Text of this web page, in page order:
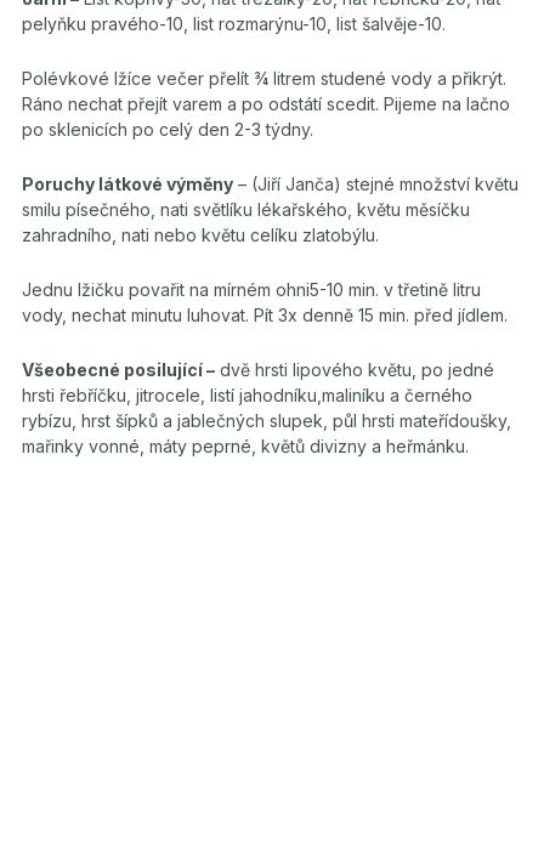
pelyňku pravého-10, list rozmarýnu-10, list šalvěje-10.
Polévkové lžíce večer přelít ¾ litrem studené vody a přikrýt.
Ráno nechat přejít varem a po odstátí scedit. Pijeme na lačno
po sklenicích po celý den 2-3 týdny.
Poruchy látkové výměny – (Jiří Janča) stejné množství květu
smilu písečného, nati světlíku lékařského, květu měsíčku
zahradního, nati nebo květu celíku zlatobýlu.
Jednu lžičku povařit na mírném ohni5-10 min. v třetině litru
vody, nechat minutu luhovat. Pít 3x denně 15 min. před jídlem.
Všeobecné posilující – dvě hrsti lipového květu, po jedné
hrsti řebříčku, jitrocele, listí jahodníku,maliníku a černého
rybízu, hrst šípků a jablečných slupek, půl hrsti mateřídoušky,
mařinky vonné, máty peprné, květů divizny a heřmánku.